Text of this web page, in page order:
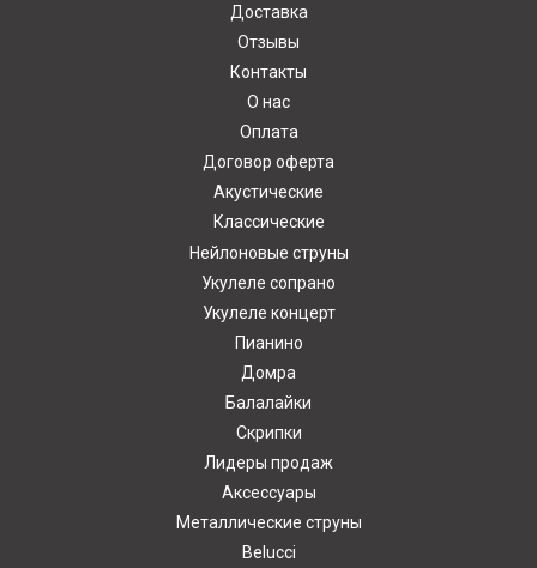
Доставка
Отзывы
Контакты
О нас
Оплата
Договор оферта
Акустические
Классические
Нейлоновые струны
Укулеле сопрано
Укулеле концерт
Пианино
Домра
Балалайки
Скрипки
Лидеры продаж
Аксессуары
Металлические струны
Belucci